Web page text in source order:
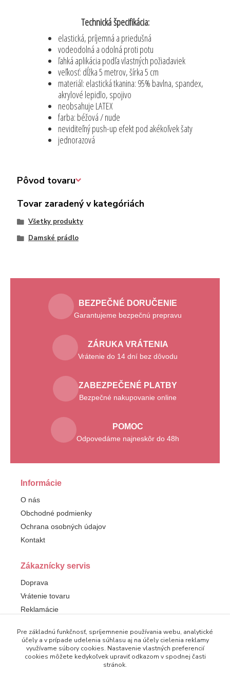
Technická špecifikácia:
elastická, príjemná a priedušná
vodeodolná a odolná proti potu
ľahká aplikácia podľa vlastných požiadaviek
veľkosť: dĺžka 5 metrov, šírka 5 cm
materiál: elastická tkanina: 95% bavlna, spandex,
akrylové lepidlo, spojivo
neobsahuje LATEX
farba: béžová / nude
neviditeľný push-up efekt pod akékoľvek šaty
jednorazová
Pôvod tovaru
Tovar zaradený v kategóriách
Všetky produkty
Damské prádlo
BEZPEČNÉ DORUČENIE
Garantujeme bezpečnú prepravu
ZÁRUKA VRÁTENIA
Vrátenie do 14 dní bez dôvodu
ZABEZPEČENÉ PLATBY
Bezpečné nakupovanie online
POMOC
Odpovedáme najneskôr do 48h
Informácie
O nás
Obchodné podmienky
Ochrana osobných údajov
Kontakt
Zákaznícky servis
Doprava
Vrátenie tovaru
Reklamácie
Sledujte nás
Facebook
Pre základnú funkčnosť, spríjemnenie používania webu, analytické
účely a v prípade udelenia súhlasu aj na účely cielenia reklamy
využívame súbory cookies. Nastavenie vlastných preferencií
cookies môžete kedykoľvek upraviť odkazom v spodnej časti
stránok.